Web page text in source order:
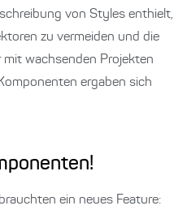
von Styles enthielt,
zu vermeiden und die
wachsenden Projekten
ergaben sich
ein neues Feature: